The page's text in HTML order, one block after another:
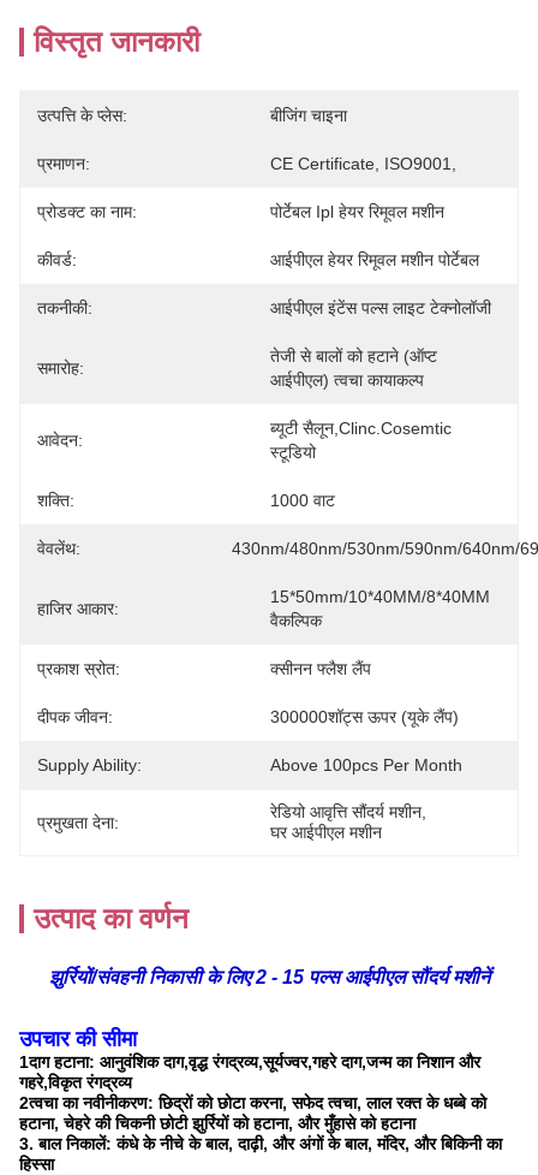
विस्तृत जानकारी
उत्पत्ति के प्लेस: बीजिंग चाइना
प्रमाणन: CE Certificate, ISO9001,
प्रोडक्ट का नाम: पोर्टेबल Ipl हेयर रिमूवल मशीन
कीवर्ड: आईपीएल हेयर रिमूवल मशीन पोर्टेबल
तकनीकी: आईपीएल इंटेंस पल्स लाइट टेक्नोलॉजी
समारोह:
तेजी से बालों को हटाने (ऑप्ट
आईपीएल) त्वचा कायाकल्प
आवेदन:
ब्यूटी सैलून,clinc.Cosemtic
स्टूडियो
शक्ति: 1000 वाट
वेवलेंथ: 430nm/480nm/530nm/590nm/640nm/
हाजिर आकार:
15*50mm/10*40MM/8*40MM
वैकल्पिक
प्रकाश स्रोत: क्सीनन फ्लैश लैंप
दीपक जीवन: 300000शॉट्स ऊपर (यूके लैंप)
Supply Ability: Above 100pcs Per Month
प्रमुखता देना:
रेडियो आवृत्ति सौंदर्य मशीन
घर आईपीएल मशीन
उत्पाद का वर्णन
झुर्रियों/संवहनी निकासी के लिए 2 - 15 पल्स आईपीएल सौंदर्य मशीनें
उपचार की सीमा
1दाग हटाना: आनुवंशिक दाग,वृद्ध रंगद्रव्य,सूर्यज्वर,गहरे दाग,जन्म का निशान और
गहरे,विकृत रंगद्रव्य
2त्वचा का नवीनीकरण: छिद्रों को छोटा करना, सफेद त्वचा, लाल रक्त के धब्बे को
हटाना, चेहरे की चिकनी छोटी झुर्रियों को हटाना, और मुँहासे को हटाना
3. बाल निकालें: कंधे के नीचे के बाल, दाढ़ी, और अंगों के बाल, मंदिर, और बिकिनी का
हिस्सा